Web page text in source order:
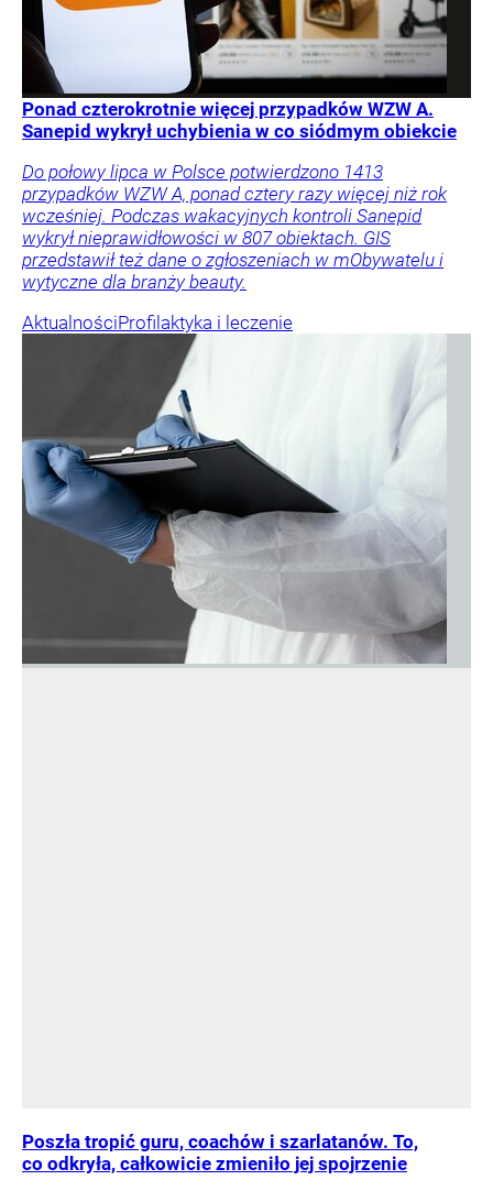
Ponad czterokrotnie więcej przypadków WZW A.
Sanepid wykrył uchybienia w co siódmym obiekcie
Do połowy lipca w Polsce potwierdzono 1413
przypadków WZW A, ponad cztery razy więcej niż rok
wcześniej. Podczas wakacyjnych kontroli Sanepid
wykrył nieprawidłowości w 807 obiektach. GIS
przedstawił też dane o zgłoszeniach w mObywatelu i
wytyczne dla branży beauty.
AktualnościProfilaktyka i leczenie
Poszła tropić guru, coachów i szarlatanów. To,
co odkryła, całkowicie zmieniło jej spojrzenie